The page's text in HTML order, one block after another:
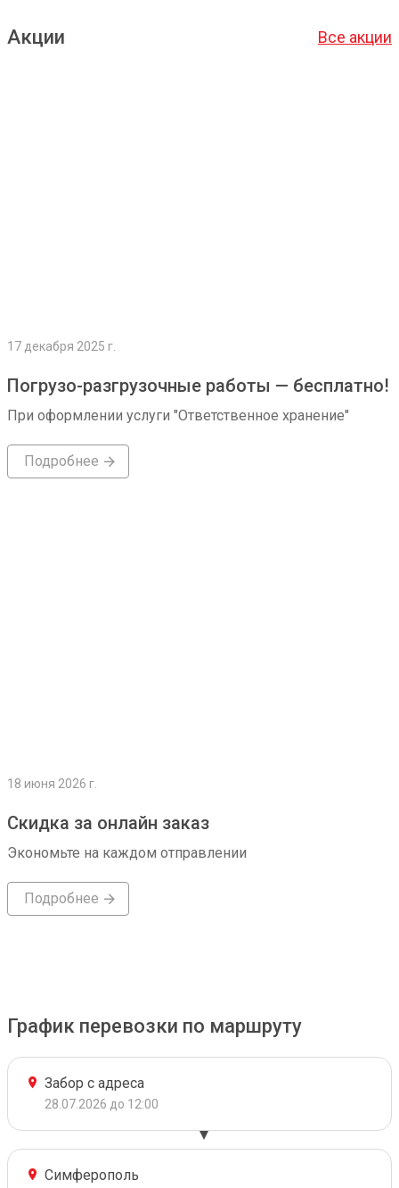
Акции Все акции
17 декабря 2025 г.
Погрузо-разгрузочные работы — бесплатно!
При оформлении услуги "Ответственное хранение"
Подробнее
18 июня 2026 г.
Скидка за онлайн заказ
Экономьте на каждом отправлении
Подробнее
График перевозки по маршруту
Забор с адреса
28.07.2026 до 12:00
Симферополь